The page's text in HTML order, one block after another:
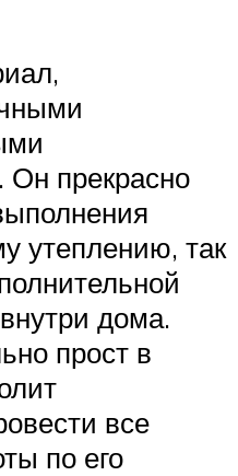
Он прекрасно
утеплению, так
дома.
прост в
все
по его